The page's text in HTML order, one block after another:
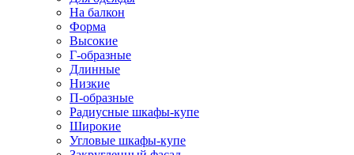
На балкон
Форма
Высокие
Г-образные
Длинные
Низкие
П-образные
Радиусные шкафы-купе
Широкие
Угловые шкафы-купе